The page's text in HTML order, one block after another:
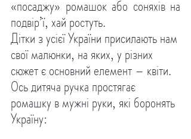
«посаджу» ромашок або соняхів на
подвір’ї, хай ростуть.
Дітки з усієї України присилають нам
свої малюнки, на яких, у різних
сюжет є основний елемент – квіти.
Ось дитяча ручка простягає
ромашку в мужні руки, які боронять
Україну: